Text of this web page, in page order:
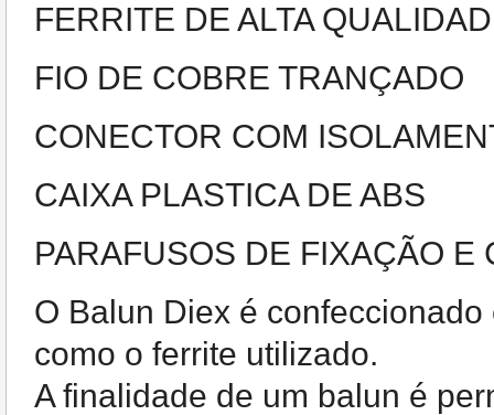
FERRITE DE ALTA
FIO DE COBRE TRANÇADO
CONECTOR COM
CAIXA PLASTICA DE ABS
PARAFUSOS DE FIXAÇÃO E
O Balun Diex é
como o ferrite utilizado.
A finalidade de um balun é